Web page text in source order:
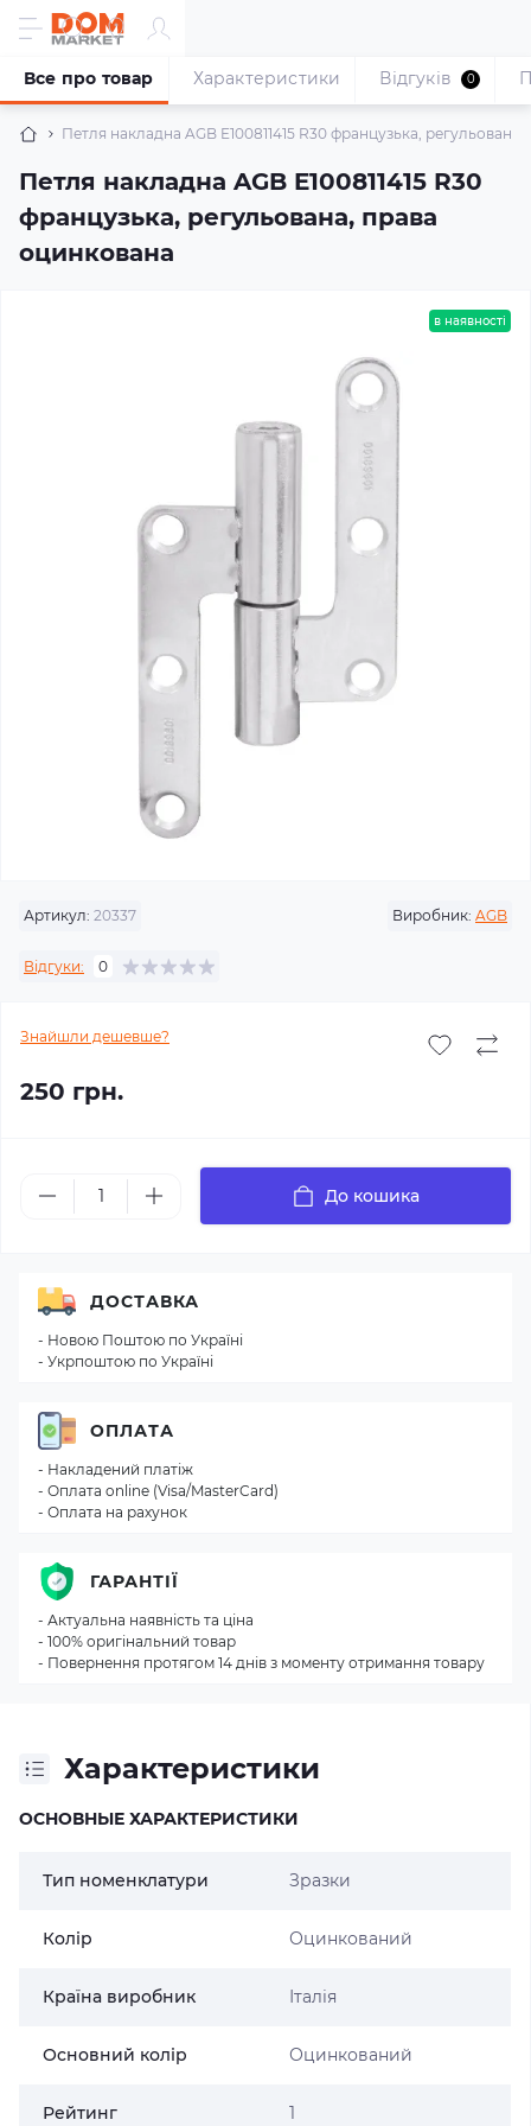
Петля накладна AGB E100811415 R30 французька,
Петля накладна AGB E100811415 R30
французька, регульована, права
оцинкована
Все про товар Характеристики Відгуків 0
в наявності
Артикул: 20337 Виробник: AGB
Відгуки: 0
Знайшли дешевше?
250 грн.
До кошика
Характеристики
ОСНОВНЫЕ ХАРАКТЕРИСТИКИ
Тип номенклатури Зразки
Колір Оцинкований
Країна виробник Італія
Основний колір Оцинкований
Рейтинг 1
ДОСТАВКА
- Новою Поштою по Україні
- Укрпоштою по Україні
ОПЛАТА
- Накладений платіж
- Оплата online (Visa/MasterCard)
- Оплата на рахунок
ГАРАНТІЇ
- Актуальна наявність та ціна
- 100% оригінальний товар
- Повернення протягом 14 днів з моменту отримання товару